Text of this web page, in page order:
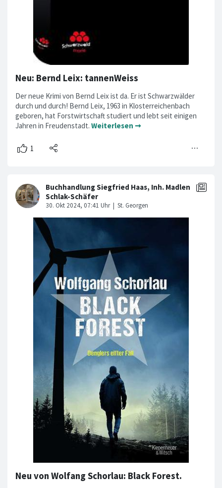
Neu: Bernd Leix: tannenWeiss
Der neue Krimi von Bernd Leix ist da. Er ist Schwarzwälder
durch und durch! Bernd Leix, 1963 in Klosterreichenbach
geboren, hat Forstwirtschaft studiert und lebt seit einigen
Jahren in Freudenstadt. Weiterlesen ➞
Neu von Wolfang Schorlau: Black Forest.